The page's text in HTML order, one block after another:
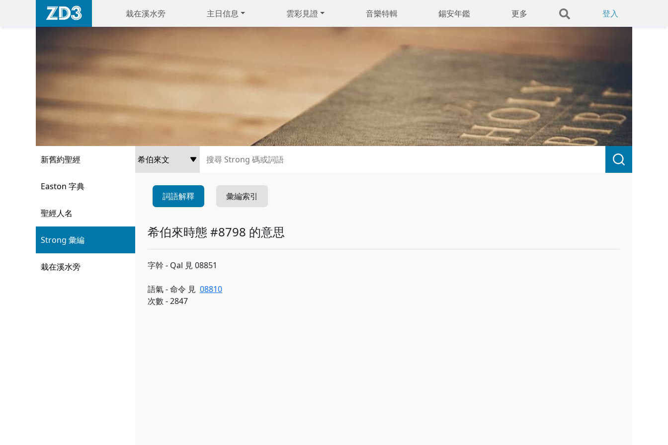
栽在溪水旁 主日信息 雲彩見證 音樂特輯 錫安年鑑 更多 登入
新舊約聖經
Easton 字典
聖經人名
Strong 彙編
栽在溪水旁
詞語解釋 彙編索引
希伯來時態 #8798 的意思
字幹 - Qal 見 08851
語氣 - 命令 見 08810
次數 - 2847